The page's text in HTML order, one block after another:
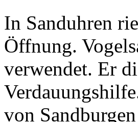
In Sanduhren
Öffnung.
verwendet. Er
von